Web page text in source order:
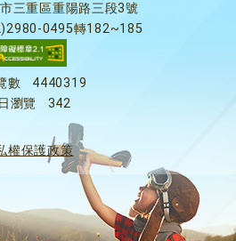
三重區重陽路三段3號
0495轉182~185
數
4440319
瀏覽
342
權保護政策